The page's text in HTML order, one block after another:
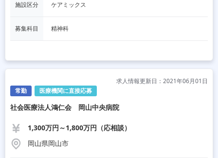
施設区分 ケアミックス
募集科目 精神科
常勤 医療機関に直接応募
求人情報更新日：2021年06月01日
社会医療法人鴻仁会 岡山中央病院
1,300万円～1,800万円（応相談）
岡山県岡山市